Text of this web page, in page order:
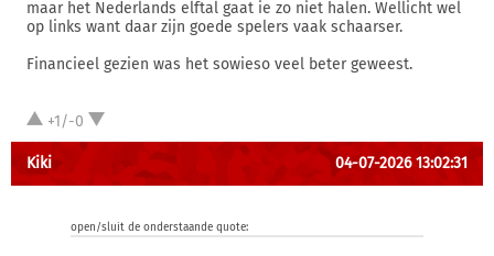
maar het Nederlands elftal gaat ie zo niet halen. Wellicht wel
op links want daar zijn goede spelers vaak schaarser.
Financieel gezien was het sowieso veel beter geweest.
+1/-0
Kiki 04-07-2026 13:02:31
open/sluit de onderstaande quote: